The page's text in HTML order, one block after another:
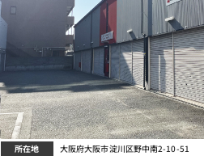
所在地 大阪府大阪市淀川区野中南2-10-51